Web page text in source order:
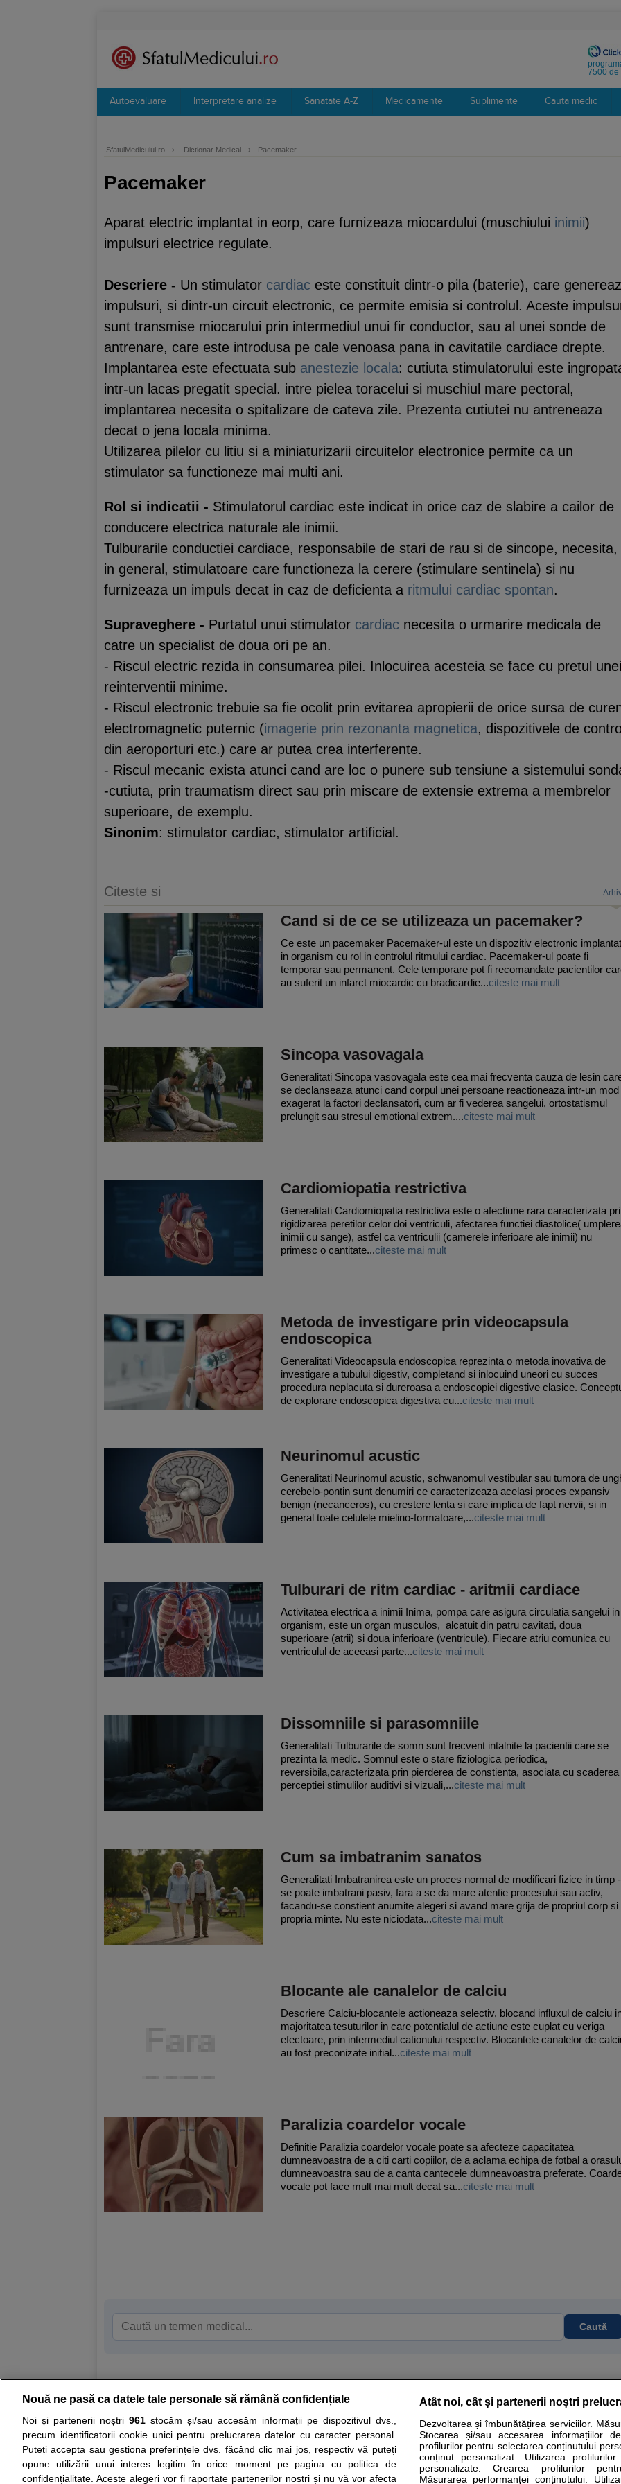
7500 de
Autoevaluare Interpretare analize Sanatate A-Z Medicamente Suplimente Cauta medic
SfatulMedicului.ro › Dictionar Medical › Pacemaker
Pacemaker
Aparat electric implantat in eorp, care furnizeaza miocardului (muschiului inimii)
impulsuri electrice regulate.
Descriere - Un stimulator cardiac este constituit dintr-o pila (baterie), care
impulsuri, si dintr-un circuit electronic, ce permite emisia si controlul. Aceste
sunt transmise miocarului prin intermediul unui fir conductor, sau al unei sonde de
antrenare, care este introdusa pe cale venoasa pana in cavitatile cardiace drepte.
Implantarea este efectuata sub anestezie locala: cutiuta stimulatorului este
intr-un lacas pregatit special. intre pielea toracelui si muschiul mare pectoral,
implantarea necesita o spitalizare de cateva zile. Prezenta cutiutei nu antreneaza
decat o jena locala minima.
Utilizarea pilelor cu litiu si a miniaturizarii circuitelor electronice permite ca un
stimulator sa functioneze mai multi ani.
Rol si indicatii - Stimulatorul cardiac este indicat in orice caz de slabire a cailor de
conducere electrica naturale ale inimii.
Tulburarile conductiei cardiace, responsabile de stari de rau si de sincope, necesita,
in general, stimulatoare care functioneza la cerere (stimulare sentinela) si nu
furnizeaza un impuls decat in caz de deficienta a ritmului cardiac spontan.
Supraveghere - Purtatul unui stimulator cardiac necesita o urmarire medicala de
catre un specialist de doua ori pe an.
- Riscul electric rezida in consumarea pilei. Inlocuirea acesteia se face cu pretul unei
reinterventii minime.
- Riscul electronic trebuie sa fie ocolit prin evitarea apropierii de orice sursa de
electromagnetic puternic (imagerie prin rezonanta magnetica, dispozitivele de
din aeroporturi etc.) care ar putea crea interferente.
- Riscul mecanic exista atunci cand are loc o punere sub tensiune a sistemului
-cutiuta, prin traumatism direct sau prin miscare de extensie extrema a membrelor
superioare, de exemplu.
Sinonim: stimulator cardiac, stimulator artificial.
Citeste si
Cand si de ce se utilizeaza un pacemaker?
Ce este un pacemaker Pacemaker-ul este un dispozitiv electronic implantat
in organism cu rol in controlul ritmului cardiac. Pacemaker-ul poate fi
temporar sau permanent. Cele temporare pot fi recomandate pacientilor
au suferit un infarct miocardic cu bradicardie...citeste mai mult
Sincopa vasovagala
Generalitati Sincopa vasovagala este cea mai frecventa cauza de lesin
se declanseaza atunci cand corpul unei persoane reactioneaza intr-un mod
exagerat la factori declansatori, cum ar fi vederea sangelui, ortostatismul
prelungit sau stresul emotional extrem....citeste mai mult
Cardiomiopatia restrictiva
Generalitati Cardiomiopatia restrictiva este o afectiune rara caracterizata
rigidizarea peretilor celor doi ventriculi, afectarea functiei diastolice(
inimii cu sange), astfel ca ventriculii (camerele inferioare ale inimii) nu
primesc o cantitate...citeste mai mult
Metoda de investigare prin videocapsula
endoscopica
Generalitati Videocapsula endoscopica reprezinta o metoda inovativa de
investigare a tubului digestiv, completand si inlocuind uneori cu succes
procedura neplacuta si dureroasa a endoscopiei digestive clasice.
de explorare endoscopica digestiva cu...citeste mai mult
Neurinomul acustic
Generalitati Neurinomul acustic, schwanomul vestibular sau tumora de
cerebelo-pontin sunt denumiri ce caracterizeaza acelasi proces expansiv
benign (necanceros), cu crestere lenta si care implica de fapt nervii, si in
general toate celulele mielino-formatoare,...citeste mai mult
Tulburari de ritm cardiac - aritmii cardiace
Activitatea electrica a inimii Inima, pompa care asigura circulatia sangelui in
organism, este un organ musculos, alcatuit din patru cavitati, doua
superioare (atrii) si doua inferioare (ventricule). Fiecare atriu comunica cu
ventriculul de aceeasi parte...citeste mai mult
Dissomniile si parasomniile
Generalitati Tulburarile de somn sunt frecvent intalnite la pacientii care se
prezinta la medic. Somnul este o stare fiziologica periodica,
reversibila,caracterizata prin pierderea de constienta, asociata cu scaderea
perceptiei stimulilor auditivi si vizuali,...citeste mai mult
Cum sa imbatranim sanatos
Generalitati Imbatranirea este un proces normal de modificari fizice in timp -
se poate imbatrani pasiv, fara a se da mare atentie procesului sau activ,
facandu-se constient anumite alegeri si avand mare grija de propriul corp si
propria minte. Nu este niciodata...citeste mai mult
Blocante ale canalelor de calciu
Descriere Calciu-blocantele actioneaza selectiv, blocand influxul de calciu
majoritatea tesuturilor in care potentialul de actiune este cuplat cu veriga
efectoare, prin intermediul cationului respectiv. Blocantele canalelor de
au fost preconizate initial...citeste mai mult
Paralizia coardelor vocale
Definitie Paralizia coardelor vocale poate sa afecteze capacitatea
dumneavoastra de a citi carti copiilor, de a aclama echipa de fotbal a
dumneavoastra sau de a canta cantecele dumneavoastra preferate.
vocale pot face mult mai mult decat sa...citeste mai mult
Caută
Resurse: Autoevaluare simptome Interpretare analize Specialitati medicale
Opiniile avizate ale medicilor, sfaturile si orice alte informatii despre sanatate disponibile pe sfatulmedicului.ro au scop informativ si
nici diagnosticul stabilit in urma investigatiilor si analizelor medicale. Va sfatuim, ca pe langa informatia primita pe sfatulmedicului.ro
ii punem la dispozitie pentru programare in sistemul de programari la medic Clickmed.
Nouă ne pasă ca datele tale personale să rămână confidențiale
Noi și partenerii noștri 961stocăm și/sau accesăm informații pe dispozitivul dvs.,
precum identificatorii cookie unici pentru prelucrarea datelor cu caracter personal.
Puteți accepta sau gestiona preferințele dvs. făcând clic mai jos, respectiv vă puteți
opune utilizării unui interes legitim în orice moment pe pagina cu politica de
confidențialitate. Aceste alegeri vor fi raportate partenerilor noștri și nu vă vor afecta
Atât noi, cât și partenerii noștri
Dezvoltarea și îmbunătățirea serviciilor.
Stocarea și/sau accesarea informațiilor
profilurilor pentru selectarea conținutului
conținut personalizat. Utilizarea
personalizate. Crearea profilurilor
Măsurarea performanței conținutului.